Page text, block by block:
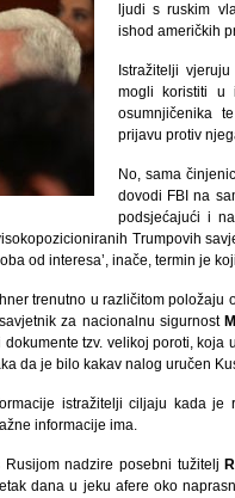
ljudi s ruskim
ishod američkih
Istražitelji
mogli koristiti u
osumnjičenika
prijavu protiv
No, sama
dovodi FBI na
podsjećajući i
Trumpovih
od interesa’, inače, termin je
trenutno u različitom položaju
za nacionalnu sigurnost
tzv. velikoj poroti,
da je bilo kakav nalog uručen
istražitelji ciljaju kada
informacije ima.
nadzire posebni tužitelj
dana u jeku afere oko